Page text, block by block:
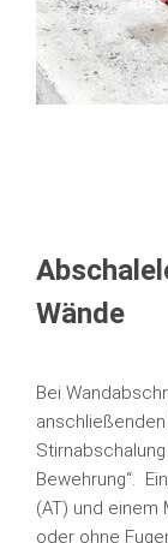
Wände
Bei
Bewehrung“.
(AT) und einem
oder ohne